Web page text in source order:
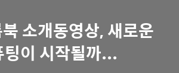
소개동영상, 새로운
팅이 시작될까...